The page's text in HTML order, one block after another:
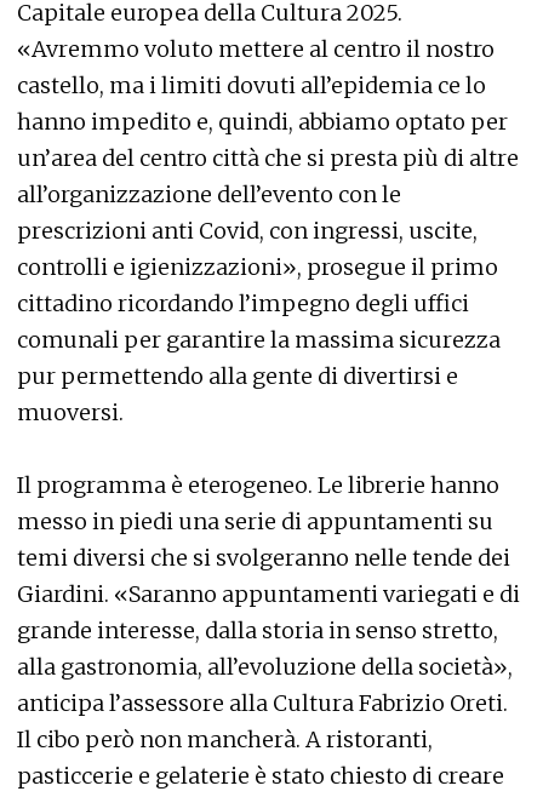
Capitale europea della Cultura 2025.
«Avremmo voluto mettere al centro il nostro
castello, ma i limiti dovuti all’epidemia ce lo
hanno impedito e, quindi, abbiamo optato per
un’area del centro città che si presta più di altre
all’organizzazione dell’evento con le
prescrizioni anti Covid, con ingressi, uscite,
controlli e igienizzazioni», prosegue il primo
cittadino ricordando l’impegno degli uffici
comunali per garantire la massima sicurezza
pur permettendo alla gente di divertirsi e
muoversi.
Il programma è eterogeneo. Le librerie hanno
messo in piedi una serie di appuntamenti su
temi diversi che si svolgeranno nelle tende dei
Giardini. «Saranno appuntamenti variegati e di
grande interesse, dalla storia in senso stretto,
alla gastronomia, all’evoluzione della società»,
anticipa l’assessore alla Cultura Fabrizio Oreti.
Il cibo però non mancherà. A ristoranti,
pasticcerie e gelaterie è stato chiesto di creare